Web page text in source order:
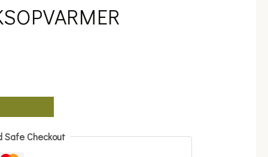
Safe Checkout